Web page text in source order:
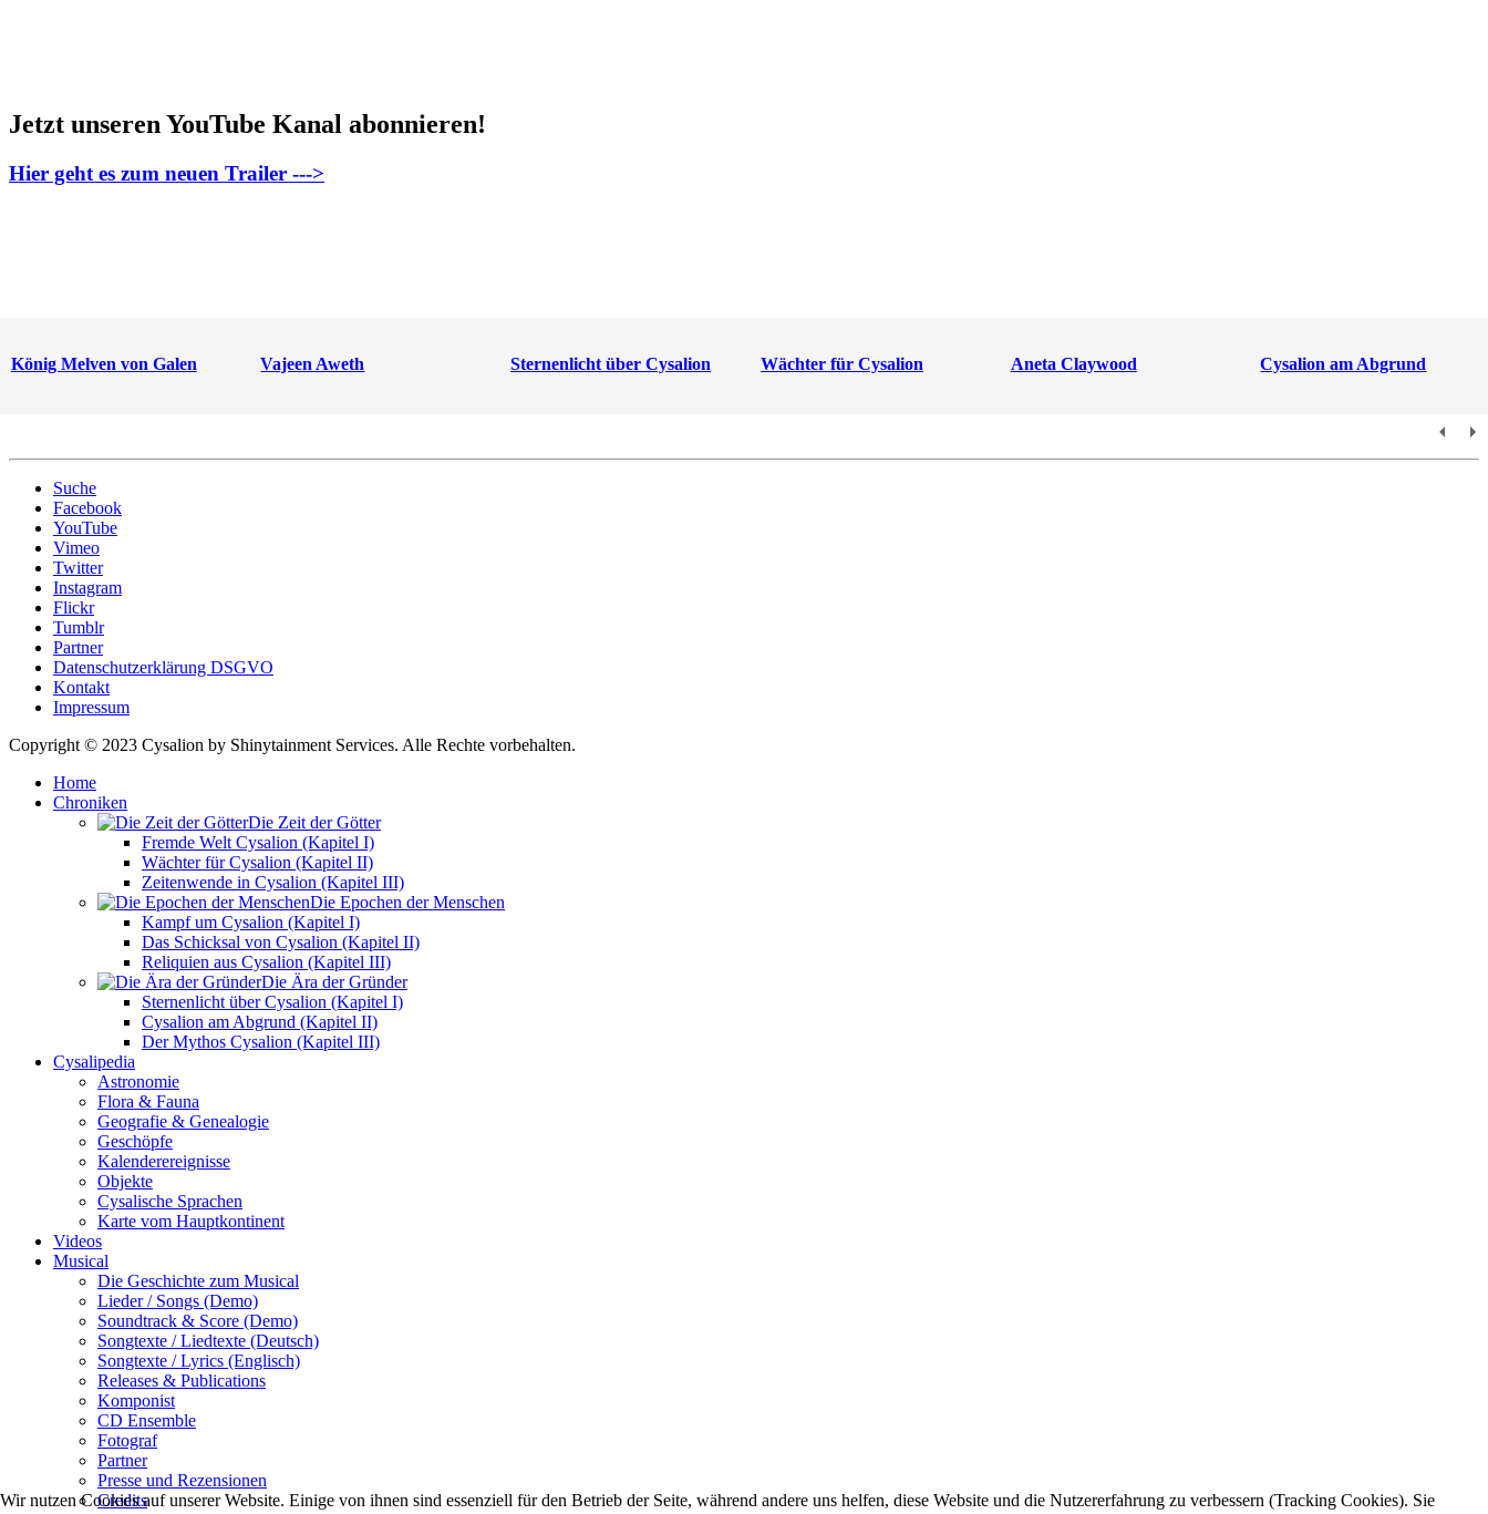
Jetzt unseren YouTube Kanal abonnieren!
Hier geht es zum neuen Trailer --->
König Melven von Galen Vajeen Aweth Sternenlicht über Cysalion Wächter für Cysalion Aneta Claywood Cysalion am Abgrund
Suche
Facebook
YouTube
Vimeo
Twitter
Instagram
Flickr
Tumblr
Partner
Datenschutzerklärung DSGVO
Kontakt
Impressum
Copyright © 2023 Cysalion by Shinytainment Services. Alle Rechte vorbehalten.
Home
Chroniken
Die Zeit der Götter
Fremde Welt Cysalion (Kapitel I)
Wächter für Cysalion (Kapitel II)
Zeitenwende in Cysalion (Kapitel III)
Die Epochen der Menschen
Kampf um Cysalion (Kapitel I)
Das Schicksal von Cysalion (Kapitel II)
Reliquien aus Cysalion (Kapitel III)
Die Ära der Gründer
Sternenlicht über Cysalion (Kapitel I)
Cysalion am Abgrund (Kapitel II)
Der Mythos Cysalion (Kapitel III)
Cysalipedia
Astronomie
Flora & Fauna
Geografie & Genealogie
Geschöpfe
Kalenderereignisse
Objekte
Cysalische Sprachen
Karte vom Hauptkontinent
Videos
Musical
Die Geschichte zum Musical
Lieder / Songs (Demo)
Soundtrack & Score (Demo)
Songtexte / Liedtexte (Deutsch)
Songtexte / Lyrics (Englisch)
Releases & Publications
Komponist
CD Ensemble
Fotograf
Partner
Presse und Rezensionen
Credits
Wir nutzen Cookies auf unserer Website. Einige von ihnen sind essenziell für den Betrieb der Seite, während andere uns helfen, diese Website und die Nutzererfahrung zu verbessern (Tracking Cookies). Sie